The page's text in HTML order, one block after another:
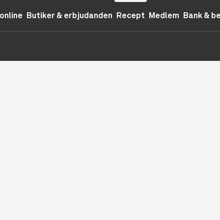
Butiker & erbjudanden Recept Medlem Bank &